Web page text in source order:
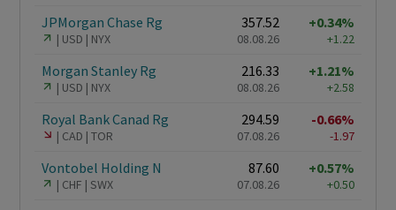
JPMorgan Chase Rg
USD NYX
357.52
08.08.26
+0.34%
+1.22
Morgan Stanley Rg
USD NYX
216.33
08.08.26
+1.21%
+2.58
Royal Bank Canad Rg
CAD TOR
294.59
07.08.26
-0.66%
-1.97
Vontobel Holding N
CHF SWX
87.60
07.08.26
+0.57%
+0.50